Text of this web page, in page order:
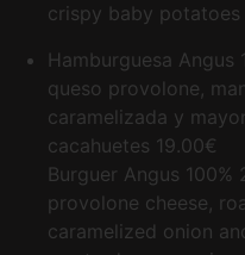
crispy baby potatoes
Hamburguesa Angus
queso provolone,
caramelizada y
cacahuetes 19.00€
Burguer Angus 100%
provolone cheese,
caramelized onion